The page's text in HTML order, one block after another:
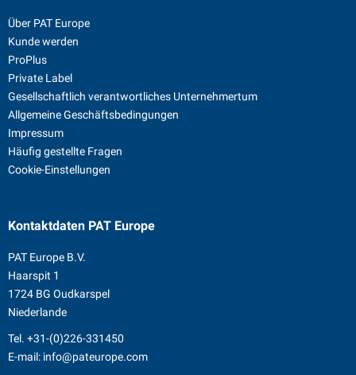
Über PAT Europe
Kunde werden
ProPlus
Private Label
Gesellschaftlich verantwortliches Unternehmertum
Allgemeine Geschäftsbedingungen
Impressum
Häufig gestellte Fragen
Cookie-Einstellungen
Kontaktdaten PAT Europe
PAT Europe B.V.
Haarspit 1
1724 BG Oudkarspel
Niederlande
Tel. +31-(0)226-331450
E-mail: info@pateurope.com